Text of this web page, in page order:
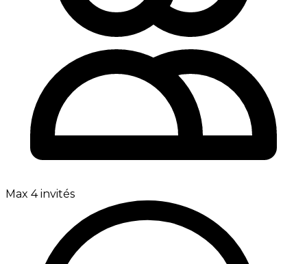
Max 4 invités